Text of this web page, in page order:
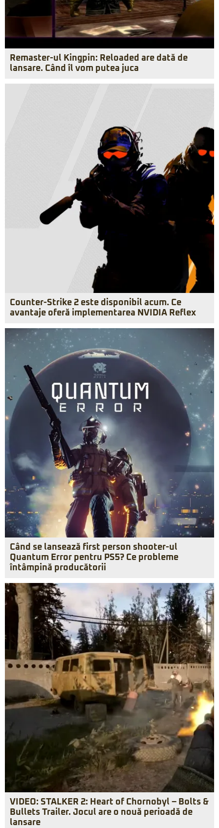
Remaster-ul Kingpin: Reloaded are dată de
lansare. Când îl vom putea juca
Counter-Strike 2 este disponibil acum. Ce
avantaje oferă implementarea NVIDIA Reflex
Când se lansează first person shooter-ul
Quantum Error pentru PS5? Ce probleme
întâmpină producătorii
VIDEO: STALKER 2: Heart of Chornobyl – Bolts &
Bullets Trailer. Jocul are o nouă perioadă de
lansare